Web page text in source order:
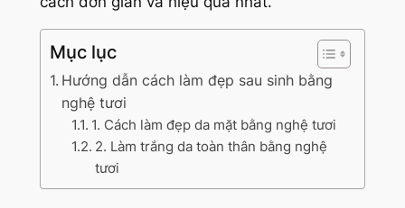
Mục lục
Hướng dẫn cách làm đẹp sau sinh bằng
nghệ tươi
1. Cách làm đẹp da mặt bằng nghệ tươi
2. Làm trắng da toàn thân bằng nghệ
tươi